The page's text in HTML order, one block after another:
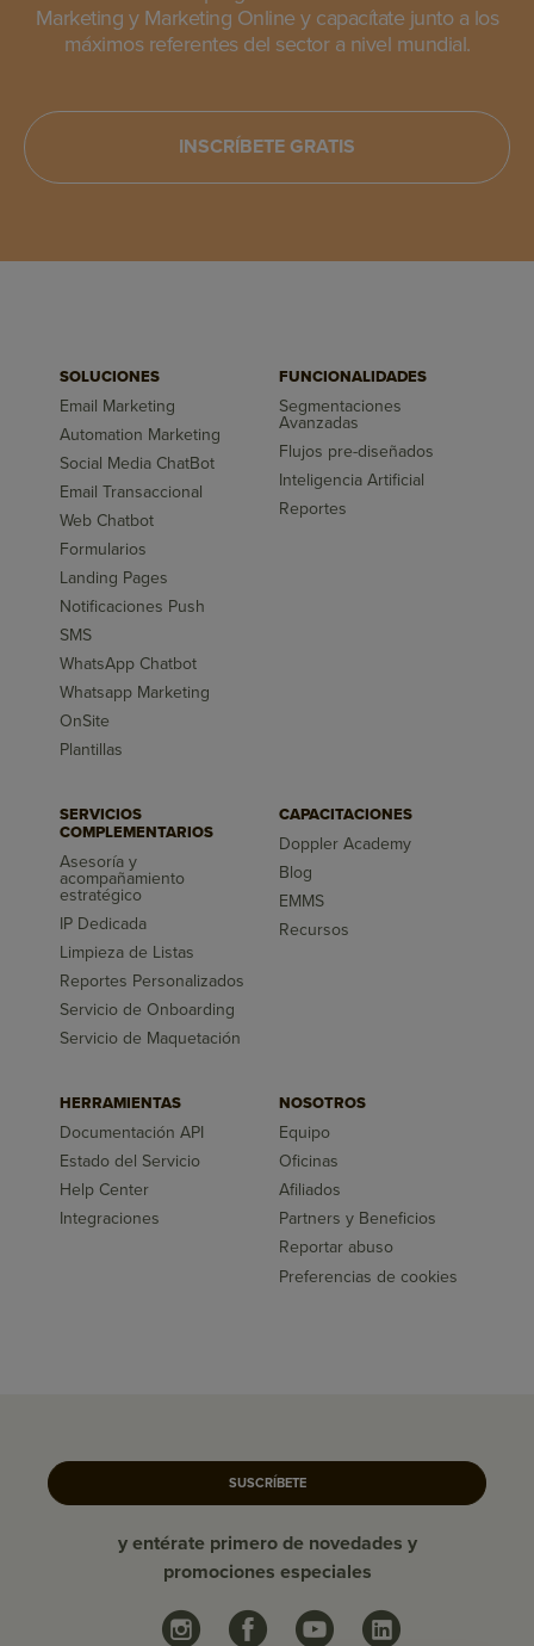
Marketing y Marketing Online y capacítate junto a los
máximos referentes del sector a nivel mundial.
INSCRÍBETE GRATIS
SOLUCIONES
Email Marketing
Automation Marketing
Social Media ChatBot
Email Transaccional
Web Chatbot
Formularios
Landing Pages
Notificaciones Push
SMS
WhatsApp Chatbot
Whatsapp Marketing
OnSite
Plantillas
FUNCIONALIDADES
Segmentaciones
Avanzadas
Flujos pre-diseñados
Inteligencia Artificial
Reportes
SERVICIOS
COMPLEMENTARIOS
Asesoría y
acompañamiento
estratégico
IP Dedicada
Limpieza de Listas
Reportes Personalizados
Servicio de Onboarding
Servicio de Maquetación
CAPACITACIONES
Doppler Academy
Blog
EMMS
Recursos
HERRAMIENTAS
Documentación API
Estado del Servicio
Help Center
Integraciones
NOSOTROS
Equipo
Oficinas
Afiliados
Partners y Beneficios
Reportar abuso
Preferencias de cookies
SUSCRÍBETE
y entérate primero de novedades y
promociones especiales